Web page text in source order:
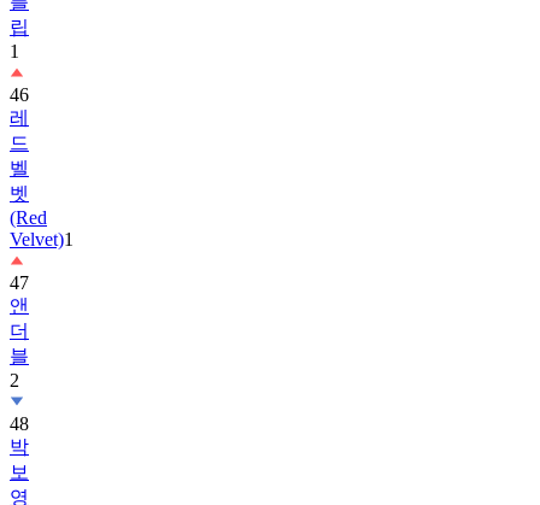
1
46
레
드
벨
벳
(Red
Velvet)
47
앤
더
블
2
48
박
보
영
49